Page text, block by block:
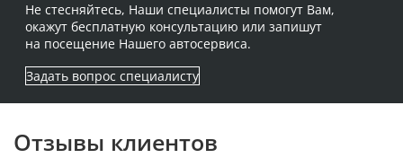
Не стесняйтесь, Наши специалисты помогут Вам,
окажут бесплатную консультацию или запишут
на посещение Нашего автосервиса.
Задать вопрос специалисту
Отзывы клиентов